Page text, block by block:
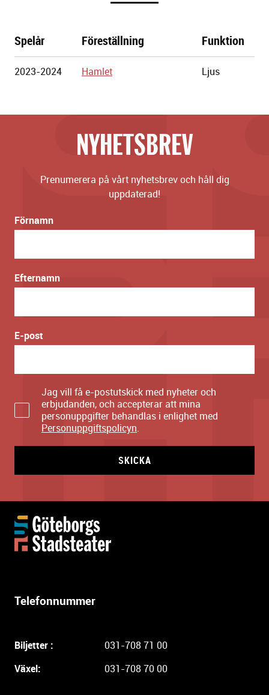
Göteborgs
Spelår Föreställning Funktion
2023-2024 Hamlet Ljus
NYHETSBREV
Prenumerera på vårt nyhetsbrev och håll dig
uppdaterad!
Förnamn
Efternamn
E-post
Jag vill få e-postutskick med nyheter och
erbjudanden, och accepterar att mina
personuppgifter behandlas i enlighet med
Personuppgiftspolicyn.
SKICKA
Telefonnummer
Biljetter :
031-708 71 00
Växel:
031-708 70 00